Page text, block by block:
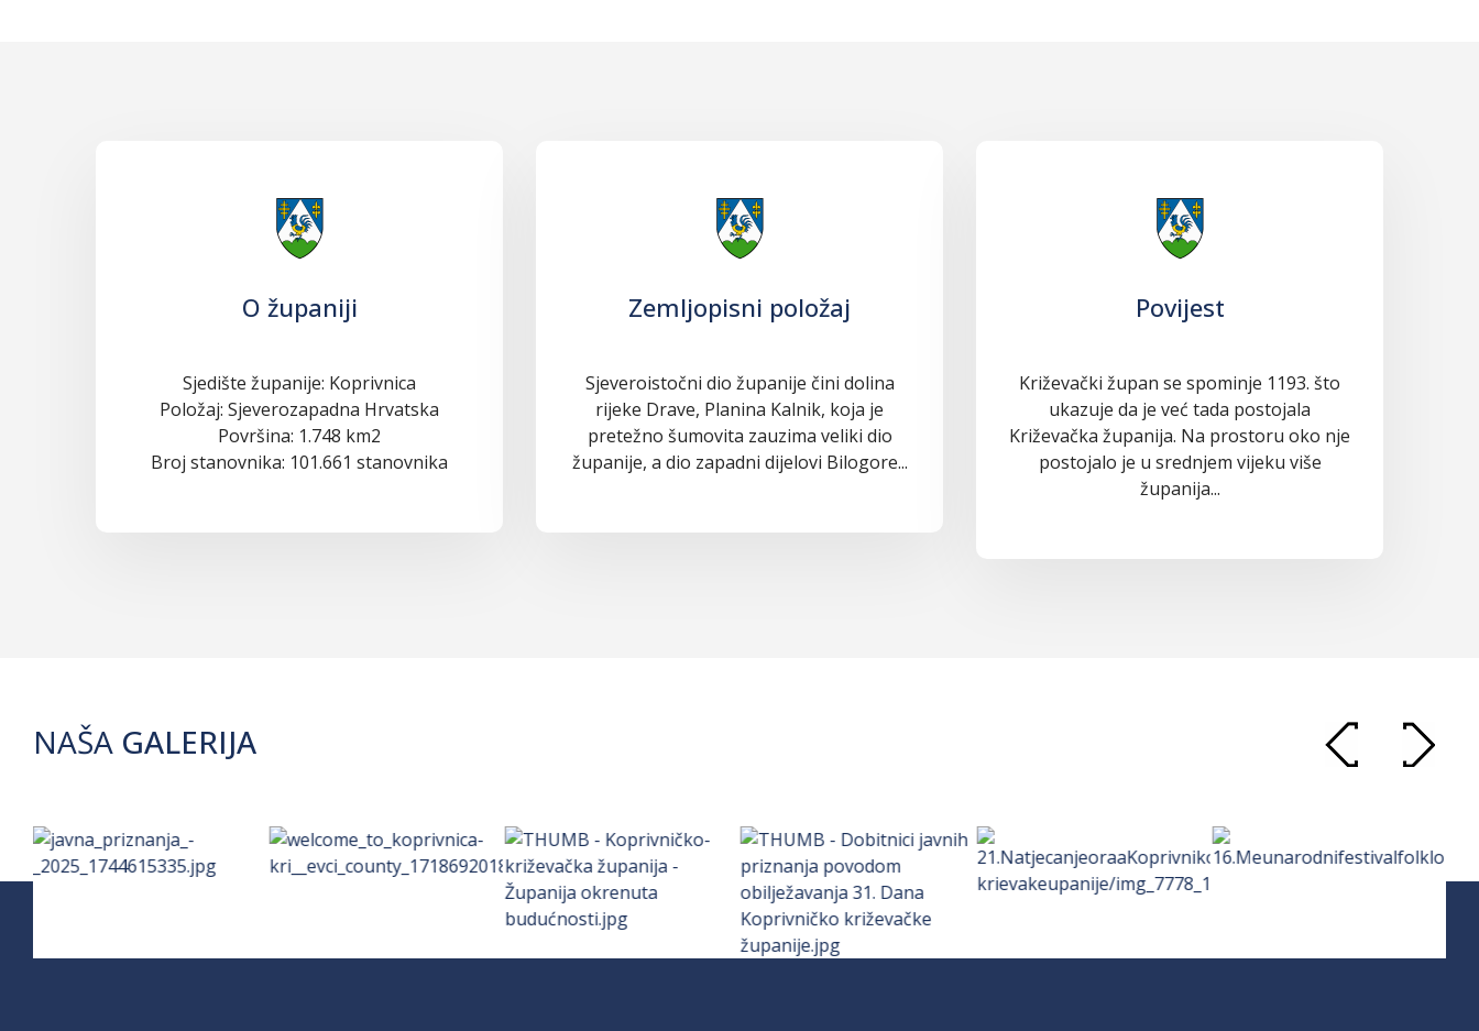
O županiji
Sjedište županije: Koprivnica
Položaj: Sjeverozapadna Hrvatska
Površina: 1.748 km2
Broj stanovnika: 101.661 stanovnika
Zemljopisni položaj
Sjeveroistočni dio županije čini dolina
rijeke Drave, Planina Kalnik, koja je
pretežno šumovita zauzima veliki dio
županije, a dio zapadni dijelovi Bilogore...
Povijest
Križevački župan se spominje 1193. što
ukazuje da je već tada postojala
Križevačka županija. Na prostoru oko nje
postojalo je u srednjem vijeku više
županija...
NAŠA GALERIJA